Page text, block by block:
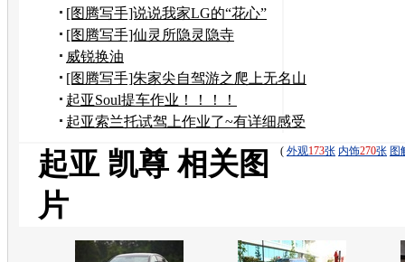
[图腾写手]说说我家LG的“花心”
[图腾写手]仙灵所隐灵隐寺
威锐换油
[图腾写手]朱家尖自驾游之爬上无名山
起亚Soul提车作业！！！！
起亚索兰托试驾上作业了~有详细感受
( 外观173张 内饰270张 图
起亚 凯尊 相关图
片